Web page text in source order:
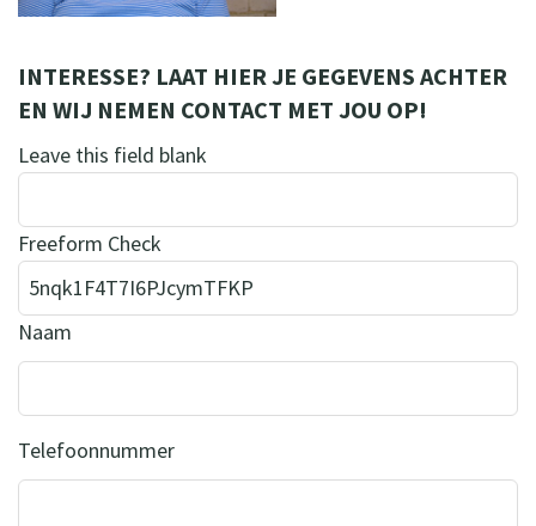
INTERESSE? LAAT HIER JE GEGEVENS ACHTER
EN WIJ NEMEN CONTACT MET JOU OP!
Leave this field blank
Freeform Check
Naam
Telefoonnummer